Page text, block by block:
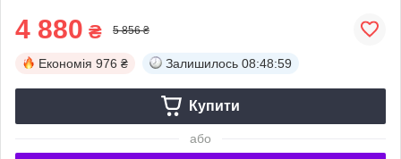
4 880 ₴ 5 856 ₴
Економія 976 ₴ Залишилось 08:48:58
Купити
або